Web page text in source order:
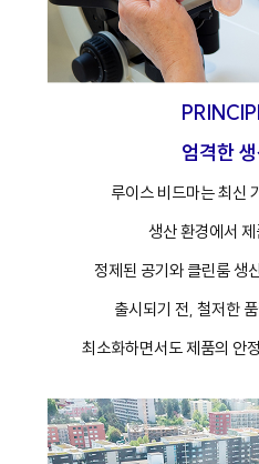
엄격한
루이스 비드마는 최신
생산 환경에서
정제된 공기와 클린룸 생
출시되기 전, 철저한
최소화하면서도 제품의 안